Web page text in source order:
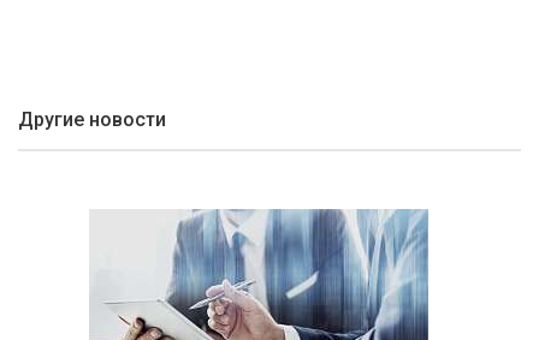
Другие новости